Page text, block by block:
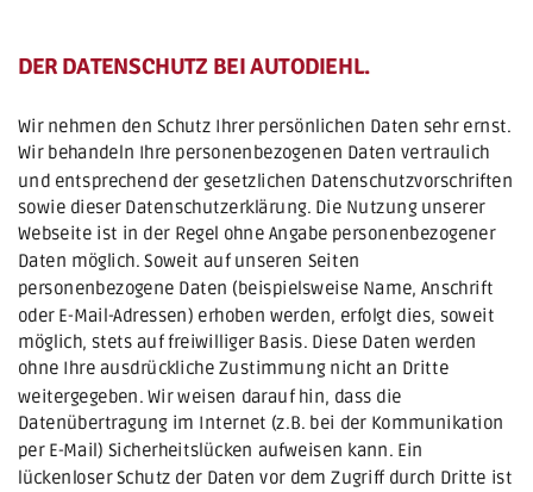
DER DATENSCHUTZ BEI AUTODIEHL.
Wir nehmen den Schutz Ihrer persönlichen Daten sehr ernst.
Wir behandeln Ihre personenbezogenen Daten vertraulich
und entsprechend der gesetzlichen Datenschutzvorschriften
sowie dieser Datenschutzerklärung. Die Nutzung unserer
Webseite ist in der Regel ohne Angabe personenbezogener
Daten möglich. Soweit auf unseren Seiten
personenbezogene Daten (beispielsweise Name, Anschrift
oder E-Mail-Adressen) erhoben werden, erfolgt dies, soweit
möglich, stets auf freiwilliger Basis. Diese Daten werden
ohne Ihre ausdrückliche Zustimmung nicht an Dritte
weitergegeben. Wir weisen darauf hin, dass die
Datenübertragung im Internet (z.B. bei der Kommunikation
per E-Mail) Sicherheitslücken aufweisen kann. Ein
lückenloser Schutz der Daten vor dem Zugriff durch Dritte ist